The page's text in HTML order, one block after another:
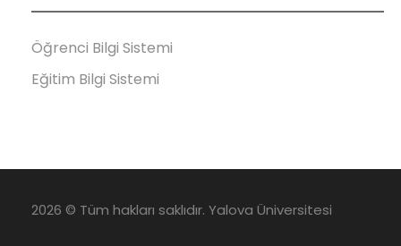
Öğrenci Bilgi Sistemi
Eğitim Bilgi Sistemi
2026 © Tüm hakları saklıdır. Yalova Üniversitesi